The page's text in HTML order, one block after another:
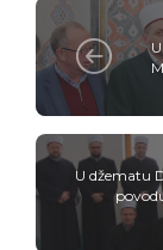
U džematu